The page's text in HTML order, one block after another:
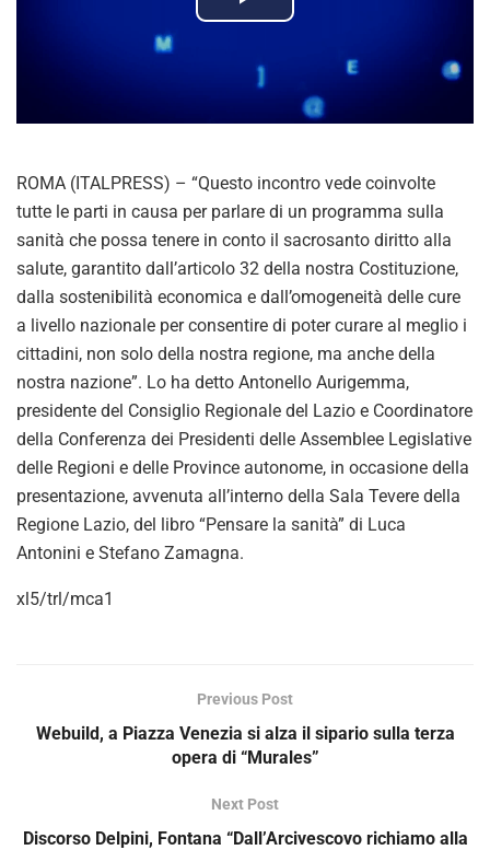
P
a
y
V
i
d
e
o
ROMA (ITALPRESS) – “Questo incontro vede coinvolte
tutte le parti in causa per parlare di un programma sulla
sanità che possa tenere in conto il sacrosanto diritto alla
salute, garantito dall’articolo 32 della nostra Costituzione,
dalla sostenibilità economica e dall’omogeneità delle cure
a livello nazionale per consentire di poter curare al meglio i
cittadini, non solo della nostra regione, ma anche della
nostra nazione”. Lo ha detto Antonello Aurigemma,
presidente del Consiglio Regionale del Lazio e Coordinatore
della Conferenza dei Presidenti delle Assemblee Legislative
delle Regioni e delle Province autonome, in occasione della
presentazione, avvenuta all’interno della Sala Tevere della
Regione Lazio, del libro “Pensare la sanità” di Luca
Antonini e Stefano Zamagna.
xl5/trl/mca1
Previous Post
Webuild, a Piazza Venezia si alza il sipario sulla terza
opera di “Murales”
Next Post
Discorso Delpini, Fontana “Dall’Arcivescovo richiamo alla